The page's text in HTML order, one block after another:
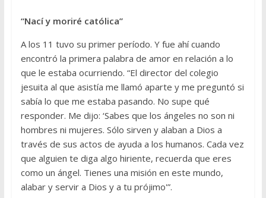
“Nací y moriré católica”
A los 11 tuvo su primer período. Y fue ahí cuando
encontró la primera palabra de amor en relación a lo
que le estaba ocurriendo. “El director del colegio
jesuita al que asistía me llamó aparte y me preguntó si
sabía lo que me estaba pasando. No supe qué
responder. Me dijo: ‘Sabes que los ángeles no son ni
hombres ni mujeres. Sólo sirven y alaban a Dios a
través de sus actos de ayuda a los humanos. Cada vez
que alguien te diga algo hiriente, recuerda que eres
como un ángel. Tienes una misión en este mundo,
alabar y servir a Dios y a tu prójimo'”.